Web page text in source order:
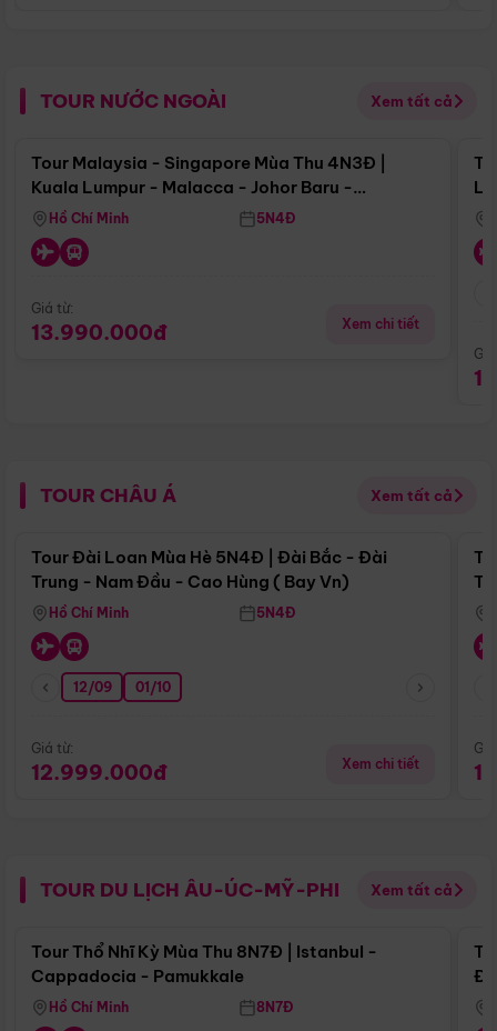
TOUR NƯỚC NGOÀI Xem tất cả
Điểm nổi bật
Tour Malaysia - Singapore Mùa Thu 4N3Đ |
Kuala Lumpur - Malacca - Johor Baru -
Singapore
Hồ Chí Minh 5N4Đ
Giá từ:
13.990.000đ Xem chi tiết
TOUR CHÂU Á Xem tất cả
Điểm nổi bật
Tour Đài Loan Mùa Hè 5N4Đ | Đài Bắc - Đài
Trung - Nam Đầu - Cao Hùng ( Bay Vn)
Hồ Chí Minh 5N4Đ
12/09 01/10
Giá từ:
12.999.000đ Xem chi tiết
TOUR DU LỊCH ÂU-ÚC-MỸ-PHI Xem tất cả
Điểm nổi bật
Tour Thổ Nhĩ Kỳ Mùa Thu 8N7Đ | Istanbul -
Cappadocia - Pamukkale
Hồ Chí Minh 8N7Đ